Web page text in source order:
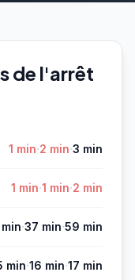
de l'arrêt
1 min·2 min·3 min
1 min·1 min·2 min
·37 min·59 min
min·16 min·17 min